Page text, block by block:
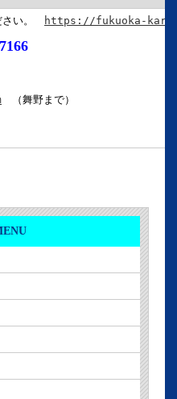
さい。 https://fukuoka-
（舞野まで）